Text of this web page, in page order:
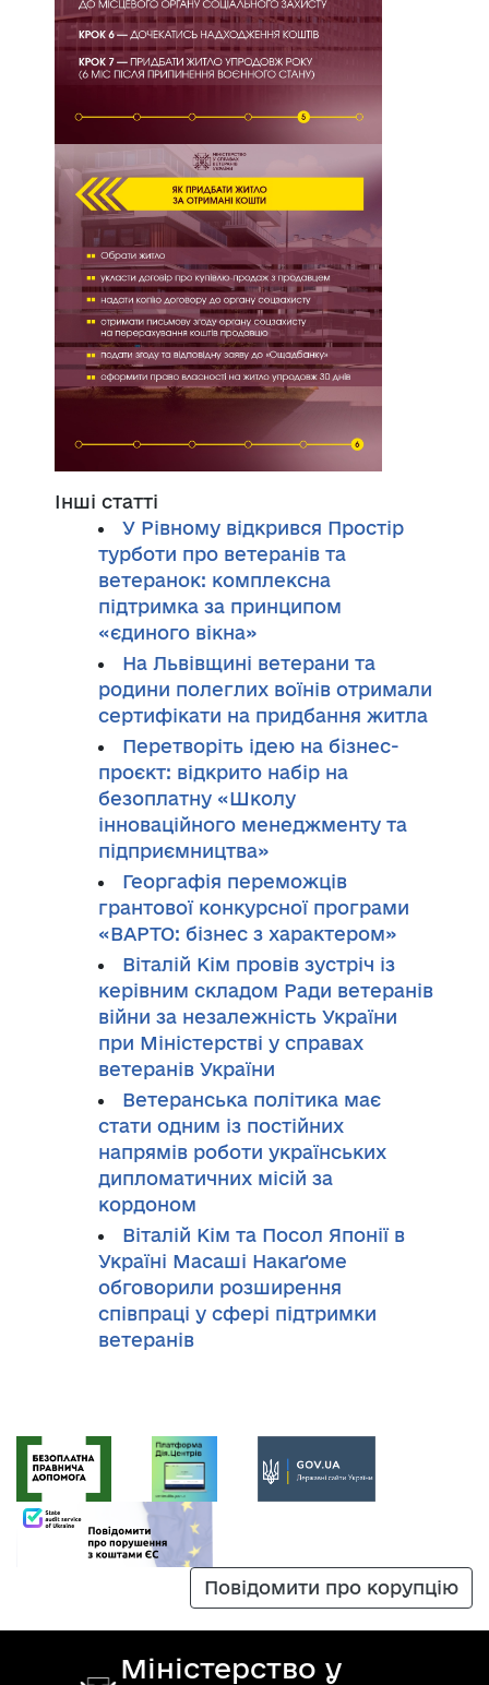
Інші статті
У Рівному відкрився Простір
турботи про ветеранів та
ветеранок: комплексна
підтримка за принципом
«єдиного вікна»
На Львівщині ветерани та
родини полеглих воїнів отримали
сертифікати на придбання житла
Перетворіть ідею на бізнес-
проєкт: відкрито набір на
безоплатну «Школу
інноваційного менеджменту та
підприємництва»
Георгафія переможців
грантової конкурсної програми
«ВАРТО: бізнес з характером»
Віталій Кім провів зустріч із
керівним складом Ради ветеранів
війни за незалежність України
при Міністерстві у справах
ветеранів України
Ветеранська політика має
стати одним із постійних
напрямів роботи українських
дипломатичних місій за
кордоном
Віталій Кім та Посол Японії в
Україні Масаші Накаґоме
обговорили розширення
співпраці у сфері підтримки
ветеранів
Повідомити про корупцію
Міністерство у